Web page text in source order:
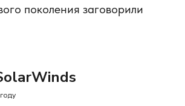
поколения заговорили